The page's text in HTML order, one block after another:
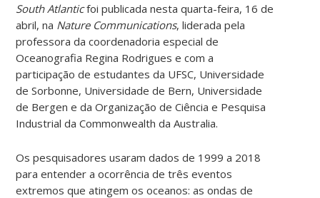
South Atlanticfoi publicada nesta quarta-feira, 16 de
abril, na Nature Communications, liderada pela
professora da coordenadoria especial de
Oceanografia Regina Rodrigues e com a
participação de estudantes da UFSC, Universidade
de Sorbonne, Universidade de Bern, Universidade
de Bergen e da Organização de Ciência e Pesquisa
Industrial da Commonwealth da Australia.
Os pesquisadores usaram dados de 1999 a 2018
para entender a ocorrência de três eventos
extremos que atingem os oceanos: as ondas de